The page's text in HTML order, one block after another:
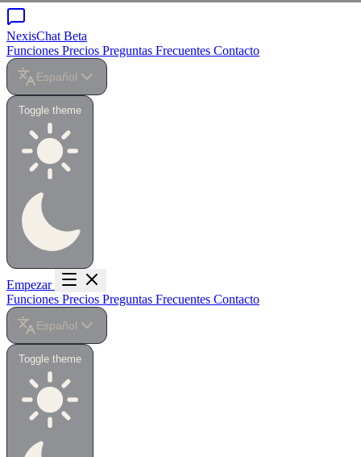
NexisChat Beta
Funciones Precios Preguntas Frecuentes Contacto
Español
Toggle theme
Empezar
Funciones Precios Preguntas Frecuentes Contacto
Español
Toggle theme